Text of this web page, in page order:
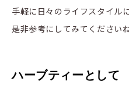
手軽に日々のライフスタイル
是非参考にしてみてくださいね
ハーブティーとして